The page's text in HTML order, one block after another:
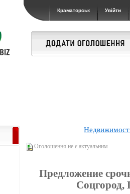
Краматорськ Увійти
Оголошення не є актуальним
Предложение
Соцгород,